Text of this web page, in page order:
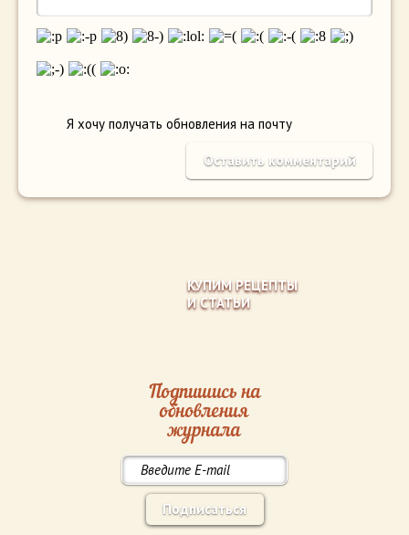
Я хочу получать обновления на почту
КУПИМ РЕЦЕПТЫ
И СТАТЬИ
Подпишись на
обновления
журнала
Подписаться